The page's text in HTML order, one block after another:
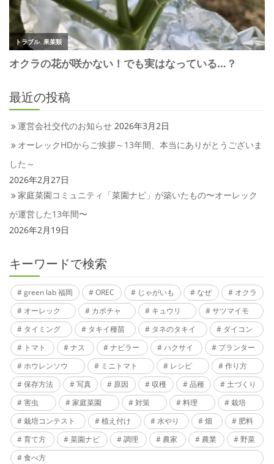
最近の投稿
運営会社交代のお知らせ 2026年3月2日
オーレックHDからご挨拶～13年間、本当にありがとうございま
した～
2026年2月27日
家庭菜園コミュニティ「菜園ナビ」が築いたもの〜オーレック
が運営した13年間〜
2026年2月19日
キーワードで検索
green lab 福岡 OREC じゃがいも なぜ
オクラ
オーレック
カボチャ キュウリ
サツマイモ
タイミング
タキイ種苗 タネのタキイ
ダイコン
トマト
ナス ナビラー ハクサイ
プランター
ホウレンソウ
ミニトマト レシピ
作り方
保存方法
写真 原因 収穫 品種
土づくり
害虫
家庭菜園 対策 料理
栽培
栽培コンテスト
植え付け 水やり 畑
肥料
育て方
菜園ナビ 調理 農家 農業
野菜
食べ方